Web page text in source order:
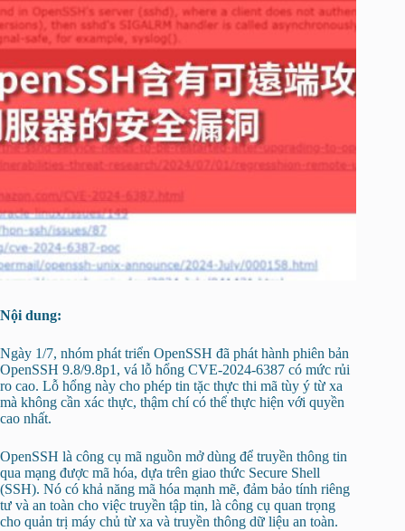
Nội dung:
Ngày 1/7, nhóm phát triển OpenSSH đã phát hành phiên bản
OpenSSH 9.8/9.8p1, vá lỗ hổng CVE-2024-6387 có mức rủi
ro cao. Lỗ hổng này cho phép tin tặc thực thi mã tùy ý từ xa
mà không cần xác thực, thậm chí có thể thực hiện với quyền
cao nhất.
OpenSSH là công cụ mã nguồn mở dùng để truyền thông tin
qua mạng được mã hóa, dựa trên giao thức Secure Shell
(SSH). Nó có khả năng mã hóa mạnh mẽ, đảm bảo tính riêng
tư và an toàn cho việc truyền tập tin, là công cụ quan trọng
cho quản trị máy chủ từ xa và truyền thông dữ liệu an toàn.